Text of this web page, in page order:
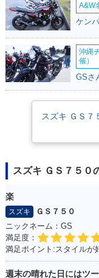
A&W
ケン
沖縄
催）
GSさ
スズキ ＧＳ７
スズキ ＧＳ７５０
楽
スズキ
ＧＳ７５０
ニックネーム：GS
満足度：
満足ポイント:スタイルが
週末の晴れた日にはツー